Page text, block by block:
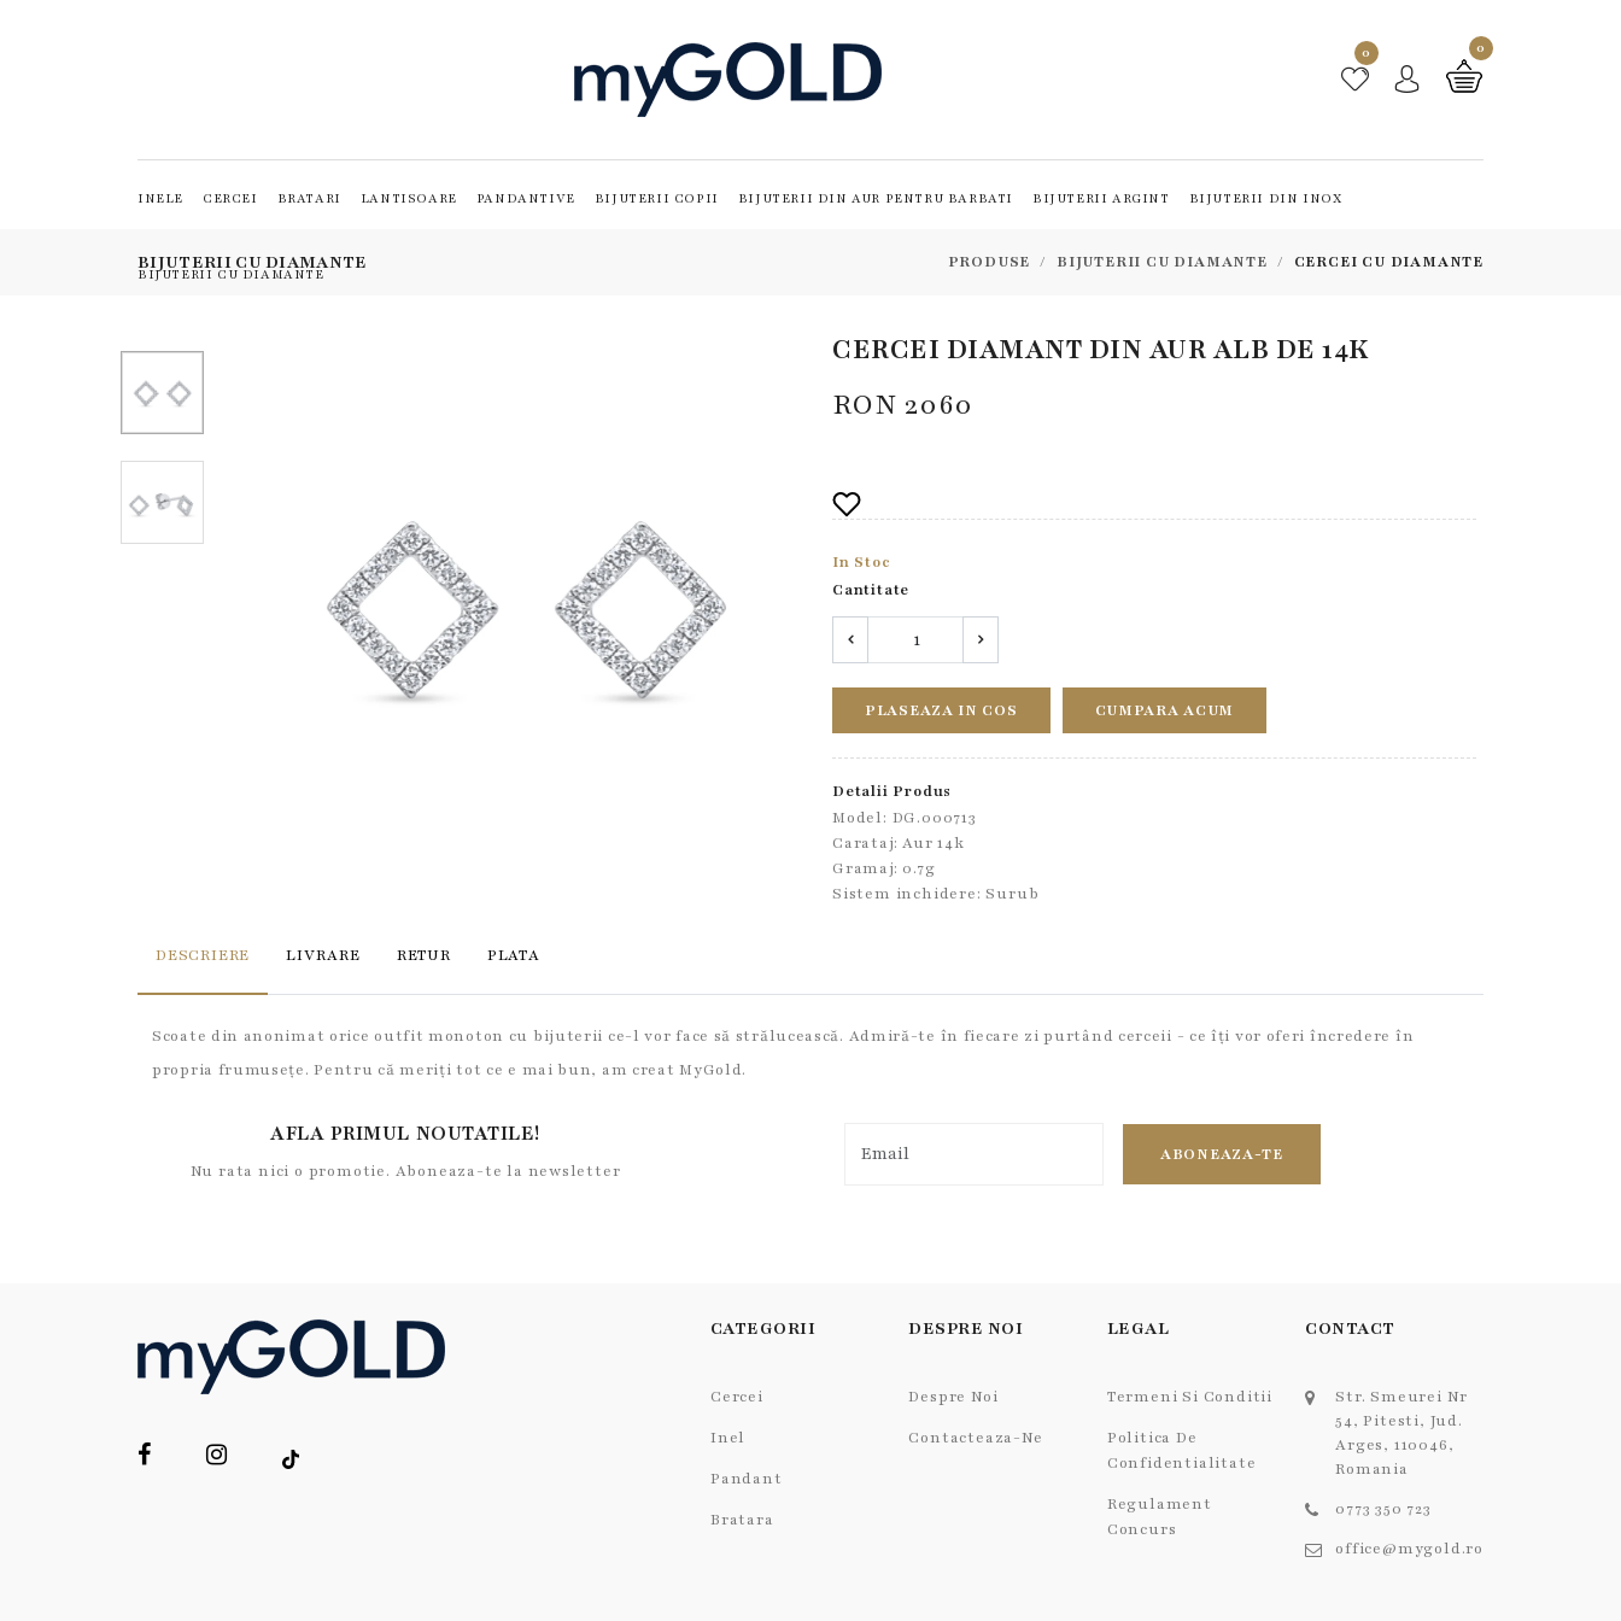
0 0
INELE CERCEI BRATARI LANTISOARE PANDANTIVE BIJUTERII COPII BIJUTERII DIN AUR PENTRU BARBATI BIJUTERII ARGINT BIJUTERII DIN INOX
BIJUTERII CU DIAMANTE
BIJUTERII CU DIAMANTE PRODUSE BIJUTERII CU DIAMANTE CERCEI CU DIAMANTE
CERCEI DIAMANT DIN AUR ALB DE 14K
RON 2060
In Stoc
Cantitate
PLASEAZA IN COS CUMPARA ACUM
Detalii Produs
Model: DG.000713
Carataj: Aur 14k
Gramaj: 0.7g
Sistem inchidere:Surub
DESCRIERE LIVRARE RETUR PLATA
Scoate din anonimat orice outfit monoton cu bijuterii ce-l vor face să strălucească. Admiră-te în fiecare zi purtând cerceii - ce îți vor oferi încredere în
propria frumusețe. Pentru că meriți tot ce e mai bun, am creat MyGold.
AFLA PRIMUL NOUTATILE!
Nu rata nici o promotie. Aboneaza-te la newsletter
ABONEAZA-TE
CATEGORII
Cercei
Inel
Pandant
Bratara
DESPRE NOI
Despre Noi
Contacteaza-Ne
LEGAL
Termeni Si Conditii
Politica De
Confidentialitate
Regulament
Concurs
CONTACT
Str. Smeurei Nr
54, Pitesti, Jud.
Arges, 110046,
Romania
0773 350 723
office@mygold.ro